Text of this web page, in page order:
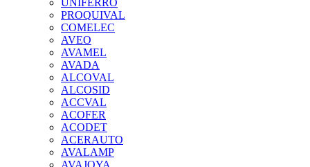
UNIFERRO
PROQUIVAL
COMELEC
AVEO
AVAMEL
AVADA
ALCOVAL
ALCOSID
ACCVAL
ACOFER
ACODET
ACERAUTO
AVALAMP
AVAJOYA